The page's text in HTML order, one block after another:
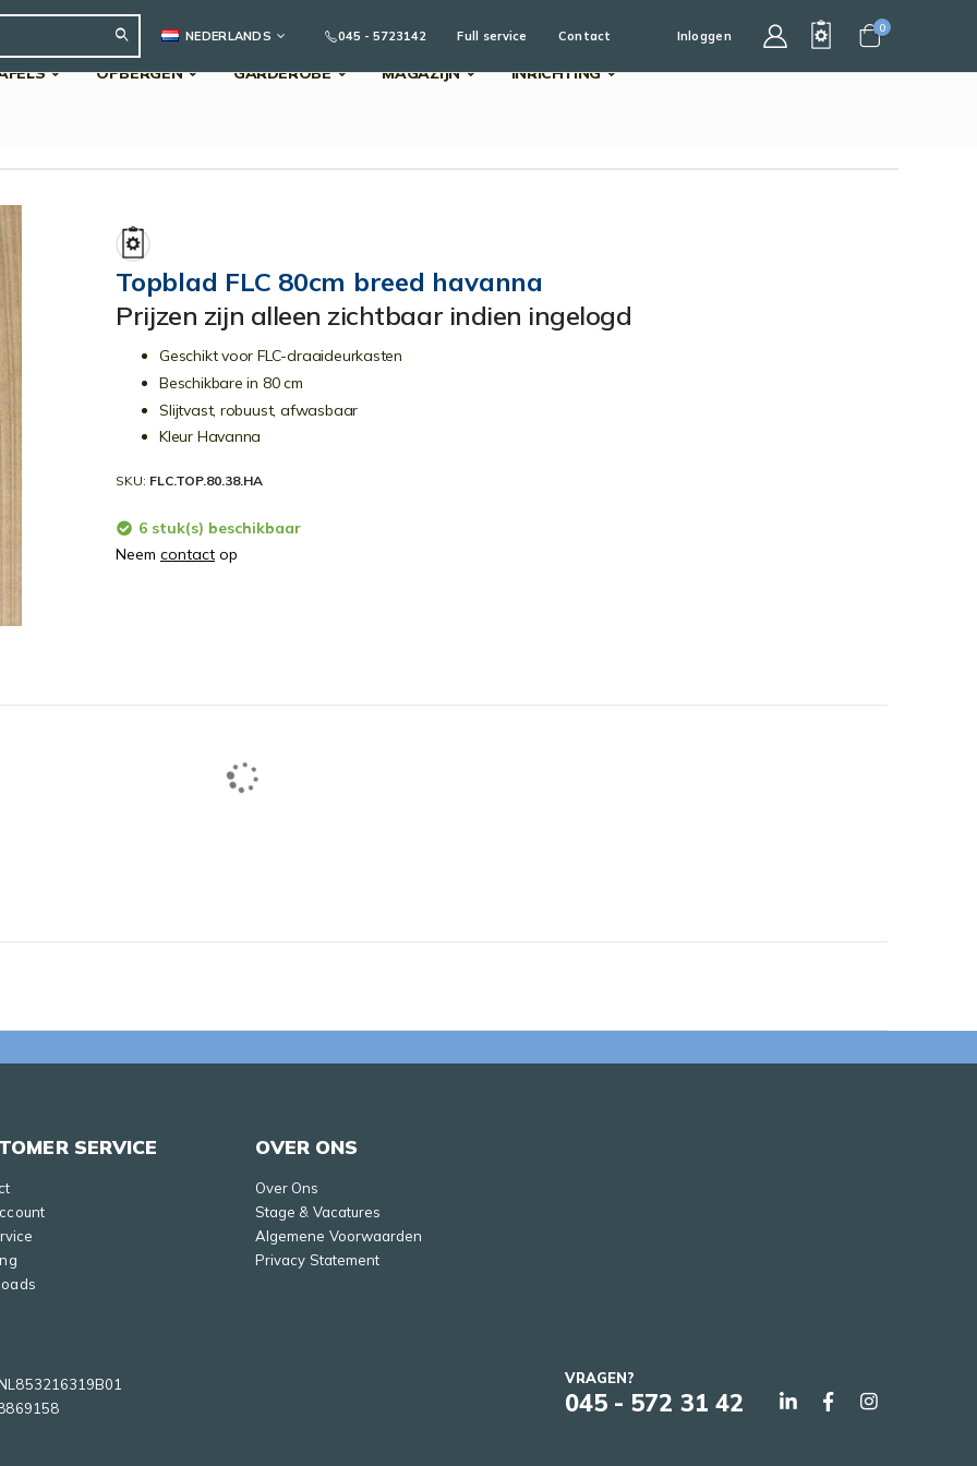
Search
TAALNEDERLANDS 045 - 5723142 Full service Contact Inloggen
Cart
0
OPBERGEN GARDEROBE MAGAZIJN INRICHTING
Topblad FLC 80cm breed havanna
Prijzen zijn alleen zichtbaar indien ingelogd
Geschikt voor FLC-draaideurkasten
Beschikbare in 80 cm
Slijtvast, robuust, afwasbaar
Kleur Havanna
SKU FLC.TOP.80.38.HA
6 stuk(s) beschikbaar
Neem contact op
SERVICE OVER ONS
Over Ons
Stage & Vacatures
Algemene Voorwaarden
Privacy Statement
VRAGEN?
045 - 572 31 42